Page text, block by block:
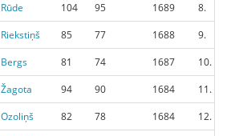
Rūde 104 95 1689
8.
Riekstiņš 85 77 1688
9.
Bergs 81 74 1687
10.
Žagota 94 90 1684
11.
Ozoliņš 82 78 1684
12.